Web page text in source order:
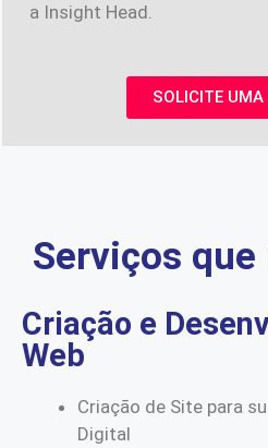
a Insight Head.
SOLICITE UMA
Serviços
Criação e
Web
Criação de Site para
Digital